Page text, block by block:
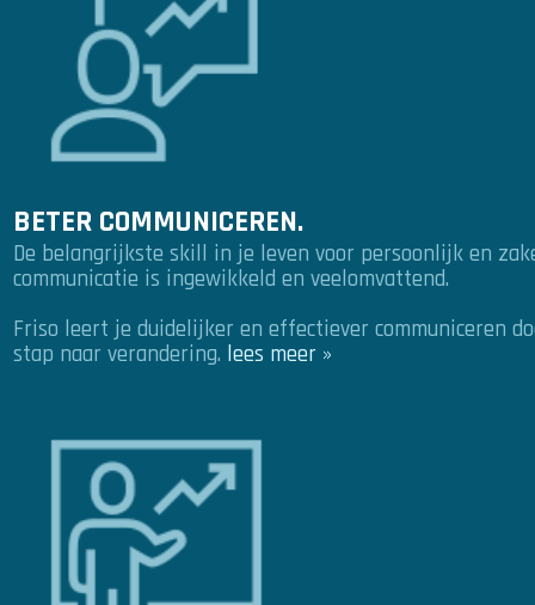
BETER COMMUNICEREN.
De belangrijkste skill in je leven voor persoonlijk en
communicatie is ingewikkeld en veelomvattend.
Friso leert je duidelijker en effectiever communiceren
stap naar verandering. lees meer »